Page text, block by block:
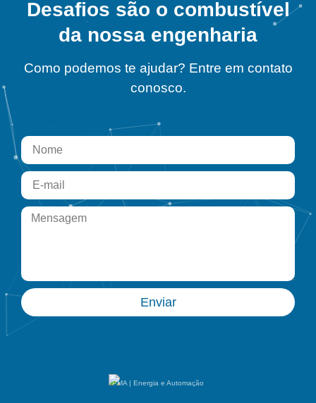
Desafios são o combustível
da nossa engenharia
Como podemos te ajudar? Entre em contato
conosco.
Enviar
PMA | Energia e Automação